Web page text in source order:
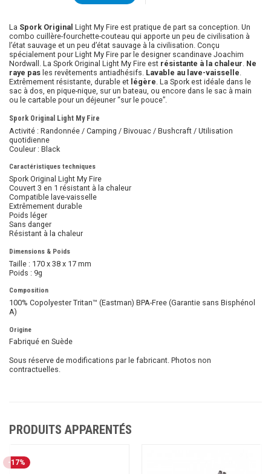
La Spork Original Light My Fire est pratique de part sa conception. Un
combo cuillère-fourchette-couteau qui apporte un peu de civilisation à
l’état sauvage et un peu d’état sauvage à la civilisation. Conçu
spécialement pour Light My Fire par le designer scandinave Joachim
Nordwall. La Spork Original Light My Fire est résistante à la chaleur Ne
raye pas les revêtements antiadhésifs. Lavable au lave-vaisselle
Extrêmement résistante, durable et légère . La Spork est idéale dans le
sac à dos, en pique-nique, sur un bateau, ou encore dans le sac à main
ou le cartable pour un déjeuner “sur le pouce”.
Spork Original Light My Fire
Activité : Randonnée / Camping / Bivouac / Bushcraft / Utilisation
quotidienne
Couleur : Black
Caractéristiques techniques
Spork Original Light My Fire
Couvert 3 en 1 résistant à la chaleur
Compatible lave-vaisselle
Extrêmement durable
Poids léger
Sans danger
Résistant à la chaleur
Dimensions & Poids
Taille : 170 x 38 x 17 mm
Poids : 9g
Composition
100% Copolyester Tritan™ (Eastman) BPA-Free (Garantie sans Bisphénol
A)
Origine
Fabriqué en Suède
Sous réserve de modifications par le fabricant. Photos non
contractuelles.
PRODUITS APPARENTÉS
-17%